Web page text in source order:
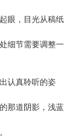
眼，目光从稿纸
细节需要调整一
认真聆听的姿
那道阴影，浅蓝